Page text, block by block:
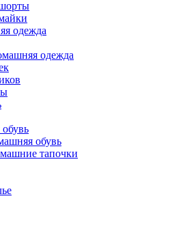
одежда
одежда
обувь
тапочки